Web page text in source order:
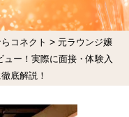
コネクト > 元ラウンジ嬢
ー！実際に面接・体験入
底解説！